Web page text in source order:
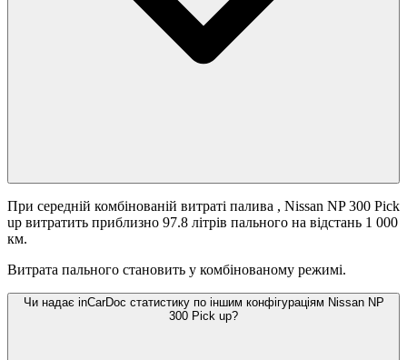
При середній комбінованій витраті палива , Nissan NP 300 Pick
up витратить приблизно 97.8 літрів пального на відстань 1 000
км.
Витрата пального становить у комбінованому режимі.
Чи надає inCarDoc статистику по іншим конфігураціям Nissan NP
300 Pick up?